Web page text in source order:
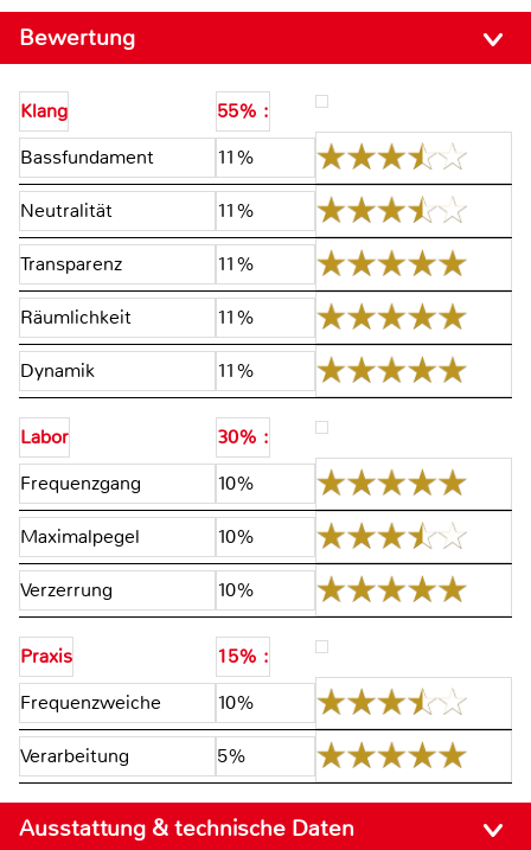
Bewertung
Klang
55% :
Bassfundament
11%
Neutralität 11%
Transparenz 11%
Räumlichkeit 11%
Dynamik 11%
Labor
30% :
Frequenzgang
10%
Maximalpegel 10%
Verzerrung 10%
Praxis
15% :
Frequenzweiche
10%
Verarbeitung 5%
Ausstattung & technische Daten